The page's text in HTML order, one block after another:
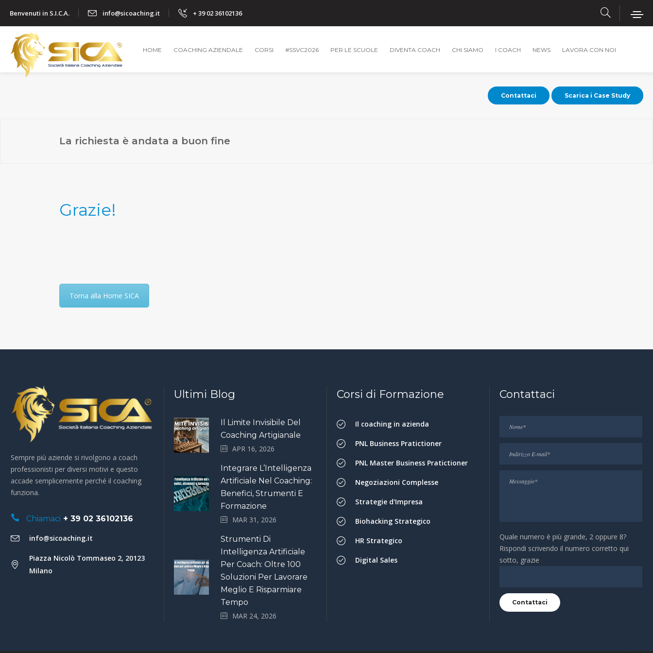
Benvenuti in S.I.C.A. info@sicoaching.it + 39 02 36102136
HOME COACHING AZIENDALE CORSI #SSVC2026 PER LE SCUOLE DIVENTA COACH CHI SIAMO I COACH NEWS LAVORA CON NOI
Contattaci Scarica i Case Study
Scarica i Case Study
La richiesta è andata a buon fine
Grazie!
Torna alla Home SICA
Sempre più aziende si rivolgono a coach
professionisti per diversi motivi e questo
accade semplicemente perché il coaching
funziona.
Chiamaci + 39 02 36102136
info@sicoaching.it
Piazza Nicolò Tommaseo 2, 20123
Milano
Ultimi Blog
Il Limite Invisibile Del
Coaching Artigianale
APR 16, 2026
Integrare L’Intelligenza
Artificiale Nel Coaching:
Benefici, Strumenti E
Formazione
MAR 31, 2026
Strumenti Di
Intelligenza Artificiale
Per Coach: Oltre 100
Soluzioni Per Lavorare
Meglio E Risparmiare
Tempo
MAR 24, 2026
Corsi di Formazione
Il coaching in azienda
PNL Business Pratictioner
PNL Master Business Pratictioner
Negoziazioni Complesse
Strategie d'Impresa
Biohacking Strategico
HR Strategico
Digital Sales
Contattaci
Quale numero è più grande, 2 oppure 8?
Rispondi scrivendo il numero corretto qui
sotto, grazie